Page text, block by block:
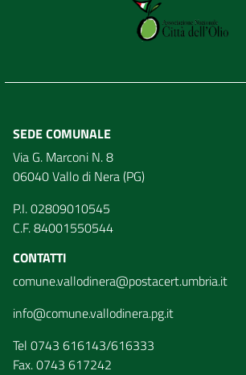
SEDE COMUNALE
Via G. Marconi N. 8
06040 Vallo di Nera (PG)
P.I. 02809010545
C.F. 84001550544
CONTATTI
comune.vallodinera@postacert.umbria.it
info@comune.vallodinera.pg.it
Tel 0743 616143/616333
Fax. 0743 617242